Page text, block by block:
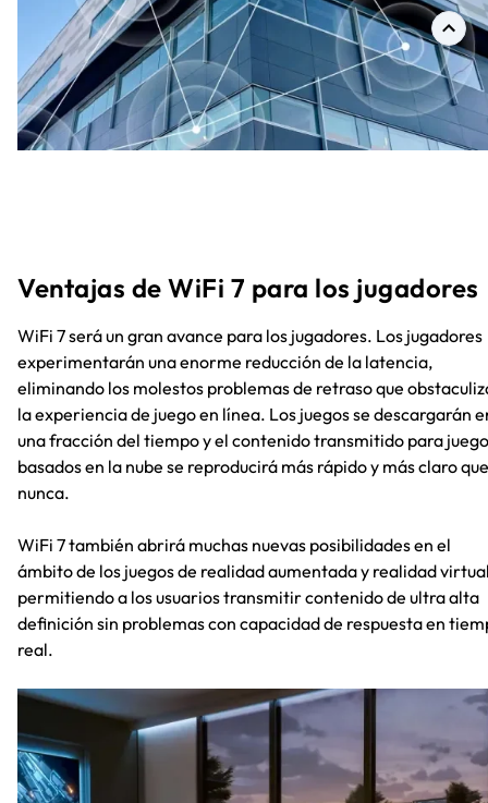
Ventajas de WiFi 7 para los jugadores
WiFi 7 será un gran avance para los jugadores. Los jugadores
experimentarán una enorme reducción de la latencia,
eliminando los molestos problemas de retraso que
la experiencia de juego en línea. Los juegos se descargarán
una fracción del tiempo y el contenido transmitido para
basados en la nube se reproducirá más rápido y más claro que
nunca.
WiFi 7 también abrirá muchas nuevas posibilidades en el
ámbito de los juegos de realidad aumentada y realidad
permitiendo a los usuarios transmitir contenido de ultra alta
definición sin problemas con capacidad de respuesta en
real.